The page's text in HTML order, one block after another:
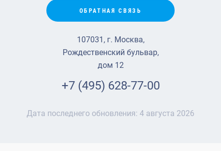
ОБРАТНАЯ СВЯЗЬ
107031, г. Москва,
Рождественский бульвар,
дом 12
+7 (495) 628-77-00
Дата последнего обновления: 4 августа 2026